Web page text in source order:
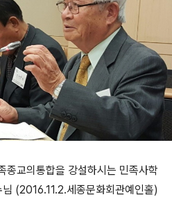
교의통합을 강설하시는 민족사학
(2016.11.2.세종문화회관예인홀)